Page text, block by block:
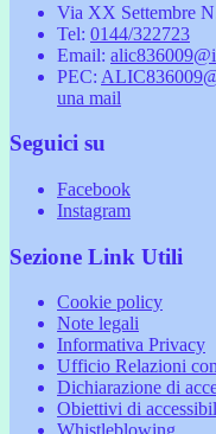
Via XX Settembre
Tel: 0144/322723
Email:
PEC:
una mail
Seguici su
Facebook
Instagram
Sezione Link Utili
Cookie policy
Note legali
Informativa Privacy
Ufficio Relazioni
Dichiarazione di
Obiettivi di